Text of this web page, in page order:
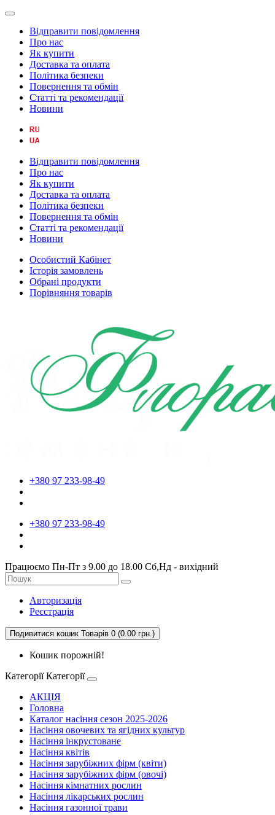
Відправити повідомлення
Про нас
Як купити
Доставка та оплата
Політика безпеки
Повернення та обмін
Статті та рекомендації
Новини
Відправити повідомлення
Про нас
Як купити
Доставка та оплата
Політика безпеки
Повернення та обмін
Статті та рекомендації
Новини
Особистий Кабінет
Історія замовлень
Обрані продукти
Порівняння товарів
+380 97 233-98-49
+380 97 233-98-49
Працюємо Пн-Пт з 9.00 до 18.00 Сб,Нд - вихідний
Авторизація
Реєстрація
Подивитися кошик Товарів 0 (0.00 грн.)
Кошик порожній!
Категорії Категорії
АКЦІЯ
Головна
Каталог насіння сезон 2025-2026
Насіння овочевих та ягідних культур
Насіння інкрустоване
Насіння квітів
Насіння зарубіжних фірм (квіти)
Насіння зарубіжних фірм (овочі)
Насіння кімнатних рослин
Насіння лікарських рослин
Насіння газонної трави